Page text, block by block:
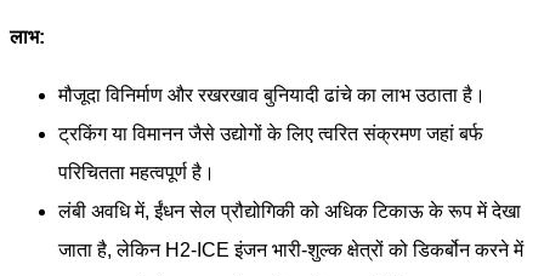
लाभ:
मौजूदा विनिर्माण और रखरखाव बुनियादी ढांचे का लाभ उठाता है।
ट्रकिंग या विमानन जैसे उद्योगों के लिए त्वरित संक्रमण जहां बर्फ
परिचितता महत्वपूर्ण है।
लंबी अवधि में, ईंधन सेल प्रौद्योगिकी को अधिक टिकाऊ के रूप में देखा
जाता है, लेकिन H2-ICE इंजन भारी-शुल्क क्षेत्रों को डिकर्बोन करने में